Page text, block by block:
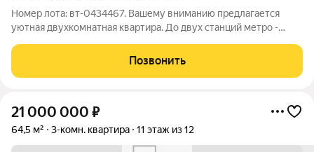
Номер лота: вт-0434467. Вашему вниманию предлагается
уютная двухкомнатная квартира. До двух станций метро -
ходьбы. Дом после капитального ремонта. Район отличается
хорошо развитой
Позвонить
21 000 000 ₽
64,5 м² 3-комн. квартира 11 этаж из 12